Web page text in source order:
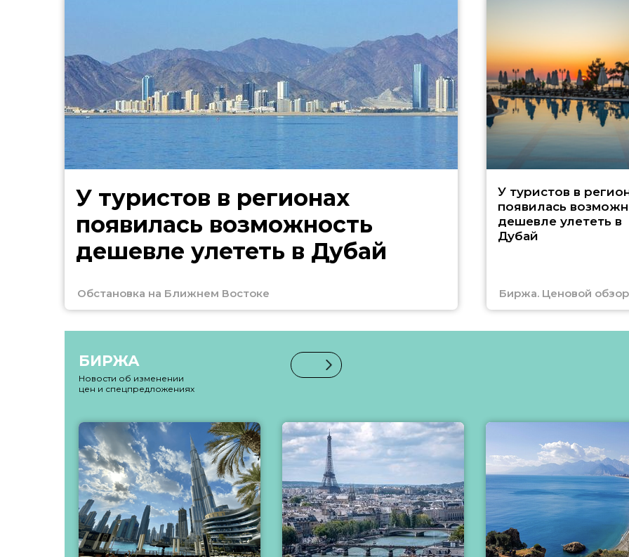
У туристов в регионах
появилась возможность
дешевле улететь в Дубай
Обстановка на Ближнем Востоке
У туристов в
появилась
дешевле улететь в
Дубай
Биржа. Ценовой обзор
БИРЖА
Новости об изменении
цен и спецпредложениях